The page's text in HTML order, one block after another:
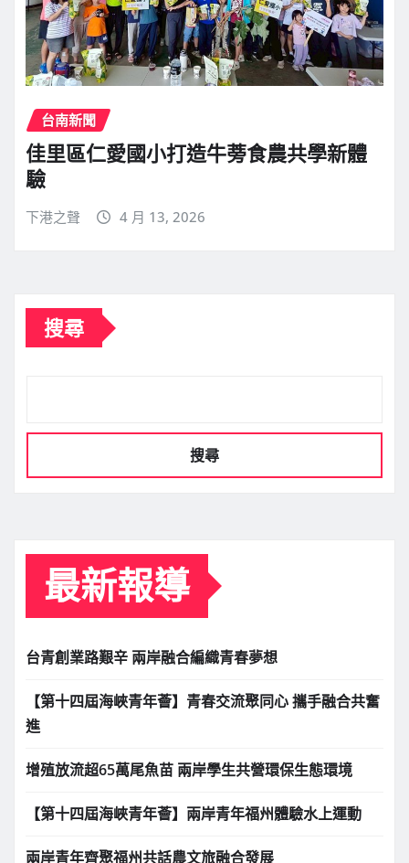
台南新聞
佳里區仁愛國小打造牛蒡食農共學新體
驗
下港之聲 4 月 13, 2026
搜尋
搜尋
最新報導
台青創業路艱辛 兩岸融合編織青春夢想
【第十四屆海峽青年薈】青春交流聚同心 攜手融合共奮
進
增殖放流超65萬尾魚苗 兩岸學生共營環保生態環境
【第十四屆海峽青年薈】兩岸青年福州體驗水上運動
兩岸青年齊聚福州共話農文旅融合發展